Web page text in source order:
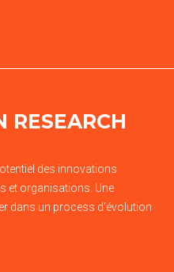
RESEARCH
des innovations
et organisations. Une
dans un process d’évolution